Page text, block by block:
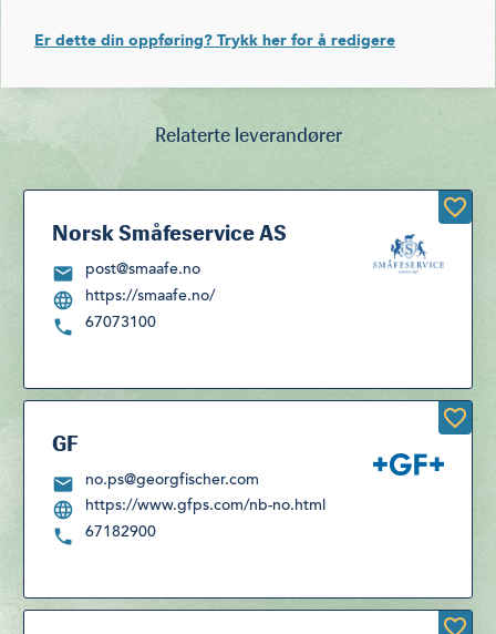
Er dette din oppføring? Trykk her for å redigere
Relaterte leverandører
Norsk Småfeservice AS
post@smaafe.no
https://smaafe.no/
67073100
GF
no.ps@georgfischer.com
https://www.gfps.com/nb-no.html
67182900